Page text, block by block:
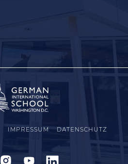
IMPRESSUM DATENSCHUTZ